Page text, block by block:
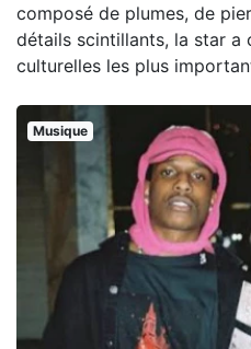
composé de plumes, de
détails scintillants, la star a
culturelles les plus
Musique